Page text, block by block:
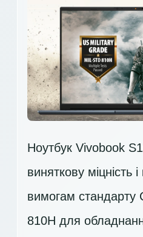
Ноутбук Vivobook
виняткову міцність і
вимогам
810H для